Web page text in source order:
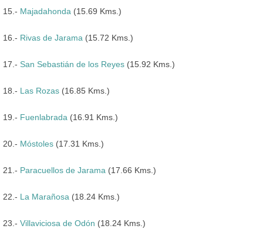
15.- Majadahonda (15.69 Kms.)
16.- Rivas de Jarama (15.72 Kms.)
17.- San Sebastián de los Reyes (15.92 Kms.)
18.- Las Rozas (16.85 Kms.)
19.- Fuenlabrada (16.91 Kms.)
20.- Móstoles (17.31 Kms.)
21.- Paracuellos de Jarama (17.66 Kms.)
22.- La Marañosa (18.24 Kms.)
23.- Villaviciosa de Odón (18.24 Kms.)